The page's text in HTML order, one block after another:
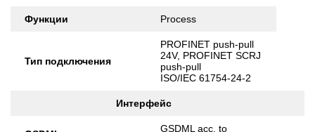
Функции Process
Тип подключения
PROFINET push-pull
24V, PROFINET SCRJ
push-pull
ISO/IEC 61754-24-2
Интерфейс
GSDML acc. to